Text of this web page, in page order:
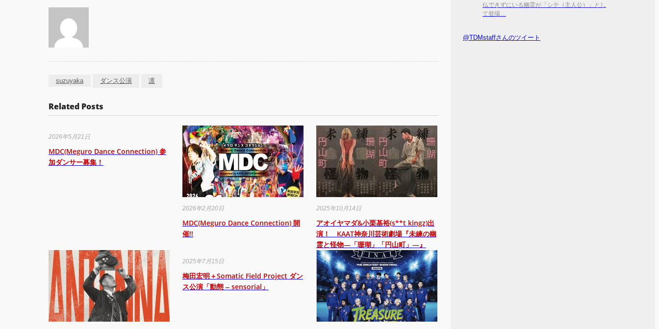
suzuyaka ダンス公演 凛
Related Posts
2026年5月21日
MDC(Meguro Dance Connection) 参
加ダンサー募集！
2026年2月20日
MDC(Meguro Dance Connection) 開
催!!
2025年10月14日
アオイヤマダ&小栗基裕(s**t kingz)出
演！ KAAT神奈川芸術劇場『未練の幽
霊と怪物―「珊瑚」「円山町」―』
2025年7月15日
梅田宏明＋Somatic Field Project ダン
ス公演「動態 ‒ sensorial」
仏できずにいる幽霊が「シテ（主人公）」とし
て登場…
@TDMstaffさんのツイート